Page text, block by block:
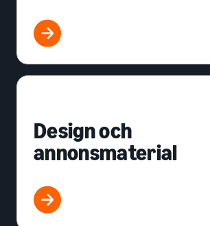
Design och
annonsmaterial